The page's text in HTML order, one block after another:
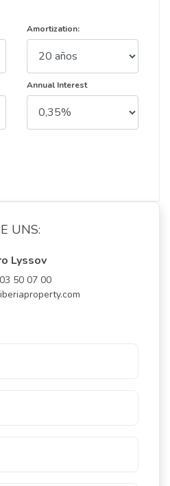
Amortization:
Annual Interest
UNS:
Lyssov
50 07 00